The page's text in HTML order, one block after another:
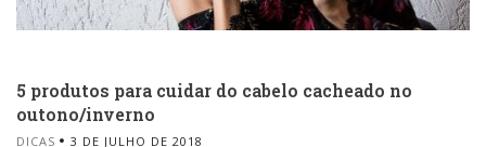
5 produtos para cuidar do cabelo cacheado no
outono/inverno
DICAS 3 DE JULHO DE 2018